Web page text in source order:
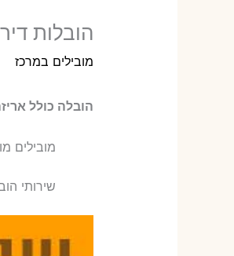
הובלות
מובילים במרכז
הובלה כולל
‫מובילים
שירותי